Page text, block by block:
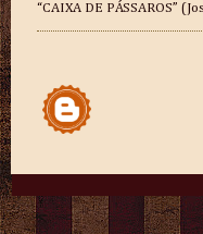
“CAIXA DE PÁSSAROS”